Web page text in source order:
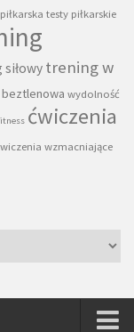
testy piłkarskie
trening w
wydolność
ćwiczenia
wzmacniające